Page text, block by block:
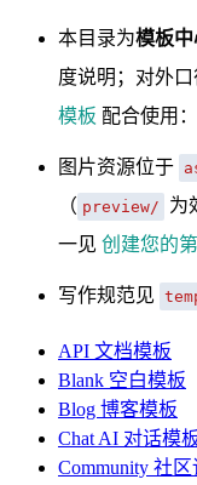
本目录为模板中
度说明；对外口
模板 配合使用
图片资源位于
（ preview/
为
一见 创建您的
写作规范见
API 文档模板
Blank 空白模板
Blog 博客模板
Chat AI 对话模
Community 社